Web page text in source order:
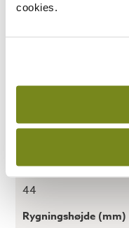
cookies.
Bundmål (mm x mm)
Vægtykkelse (mm)
44
Rygningshøjde (mm)